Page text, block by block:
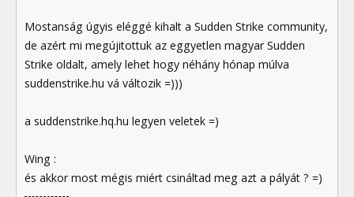
Mostanság úgyis eléggé kihalt a Sudden Strike community,
de azért mi megújitottuk az eggyetlen magyar Sudden
Strike oldalt, amely lehet hogy néhány hónap múlva
suddenstrike.hu vá változik =)))
a suddenstrike.hq.hu legyen veletek =)
Wing :
és akkor most mégis miért csináltad meg azt a pályát ? =)